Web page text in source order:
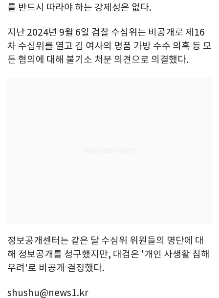
를 반드시 따라야 하는 강제성은 없다.
지난 2024년 9월 6일 검찰 수심위는 비공개로 제16
차 수심위를 열고 김 여사의 명품 가방 수수 의혹 등 모
든 혐의에 대해 불기소 처분 의견으로 의결했다.
정보공개센터는 같은 달 수심위 위원들의 명단에 대
해 정보공개를 청구했지만, 대검은 '개인 사생활 침해
우려'로 비공개 결정했다.
shushu@news1.kr